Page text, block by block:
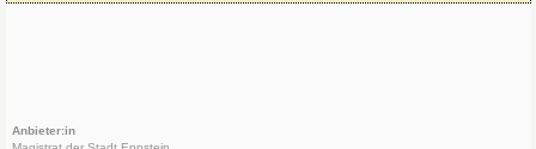
Anbieter:in